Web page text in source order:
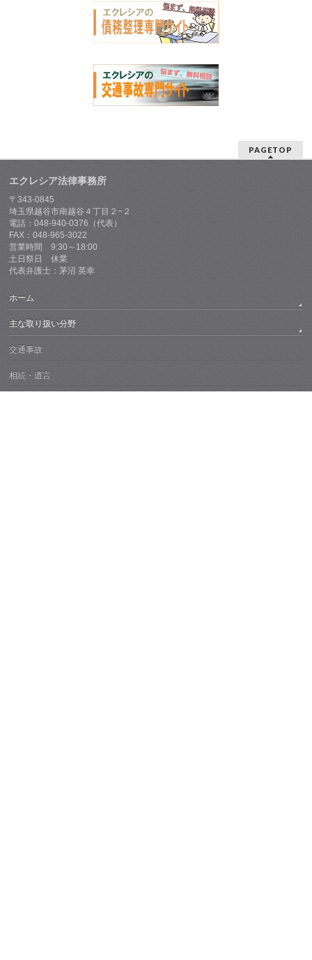
PAGETOP
エクレシア法律事務所
〒343-0845
埼玉県越谷市南越谷４丁目２−２
電話：048-940-0376（代表）
FAX：048-965-3022
営業時間 9:30～18:00
土日祭日 休業
代表弁護士：茅沼 英幸
ホーム
主な取り扱い分野
交通事故
相続・遺言